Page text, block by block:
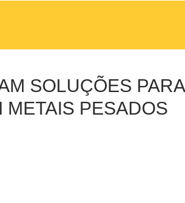
SOLUÇÕES PARA
METAIS PESADOS